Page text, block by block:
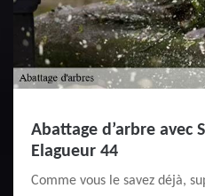
Abattage d’arbre avec
Elagueur 44
Comme vous le savez déjà,